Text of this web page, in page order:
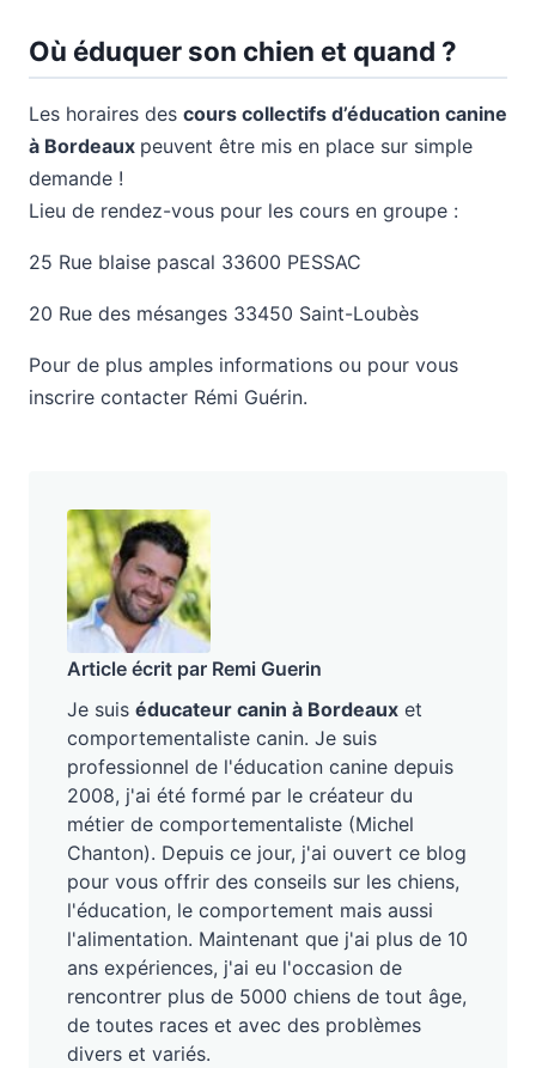
Où éduquer son chien et quand ?
Les horaires des cours collectifs d’éducation canine
à Bordeaux peuvent être mis en place sur simple
demande !
Lieu de rendez-vous pour les cours en groupe :
25 Rue blaise pascal 33600 PESSAC
20 Rue des mésanges 33450 Saint-Loubès
Pour de plus amples informations ou pour vous
inscrire contacter Rémi Guérin.
Article écrit par Remi Guerin
Je suis éducateur canin à Bordeaux et
comportementaliste canin. Je suis
professionnel de l'éducation canine depuis
2008, j'ai été formé par le créateur du
métier de comportementaliste (Michel
Chanton). Depuis ce jour, j'ai ouvert ce blog
pour vous offrir des conseils sur les chiens,
l'éducation, le comportement mais aussi
l'alimentation. Maintenant que j'ai plus de 10
ans expériences, j'ai eu l'occasion de
rencontrer plus de 5000 chiens de tout âge,
de toutes races et avec des problèmes
divers et variés.